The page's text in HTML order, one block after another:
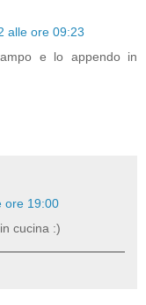
alle ore 09:23
e lo appendo in
ore 19:00
cucina :)